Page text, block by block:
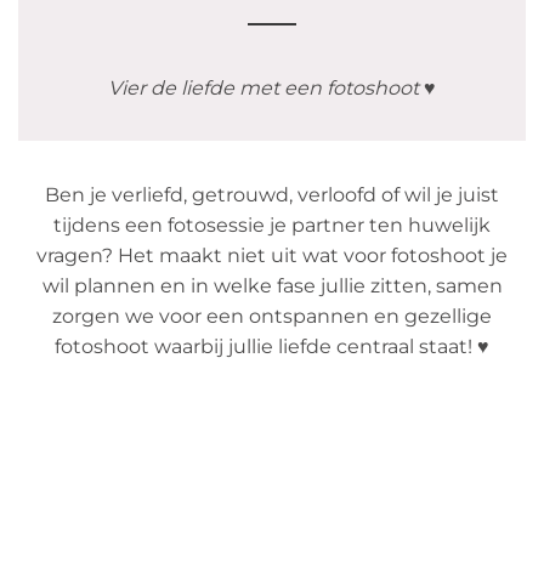
Vier de liefde met een fotoshoot ♥
Ben je verliefd, getrouwd, verloofd of wil je juist
tijdens een fotosessie je partner ten huwelijk
vragen? Het maakt niet uit wat voor fotoshoot je
wil plannen en in welke fase jullie zitten, samen
zorgen we voor een ontspannen en gezellige
fotoshoot waarbij jullie liefde centraal staat! ♥